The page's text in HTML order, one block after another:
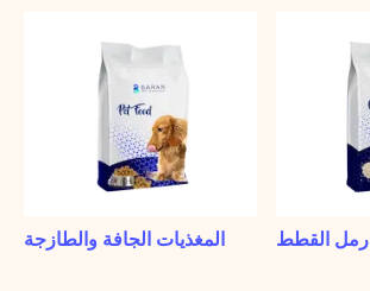
المغذيات الجافة والطازجة رمل القطط